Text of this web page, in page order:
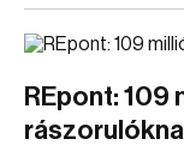
REpont: 109